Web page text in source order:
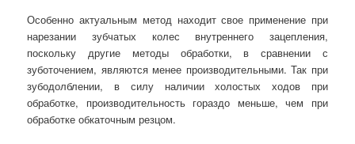
Особенно актуальным метод находит свое применение при
нарезании зубчатых колес внутреннего зацепления,
поскольку другие методы обработки, в сравнении с
зуботочением, являются менее производительными. Так при
зубодолблении, в силу наличии холостых ходов при
обработке, производительность гораздо меньше, чем при
обработке обкаточным резцом.